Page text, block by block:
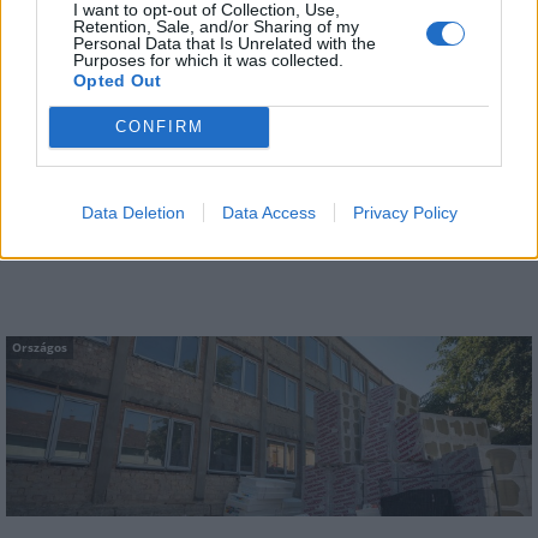
I want to opt-out of Collection, Use,
Retention, Sale, and/or Sharing of my
Personal Data that Is Unrelated with the
Purposes for which it was collected.
Opted Out
CONFIRM
Data Deletion Data Access Privacy Policy
sztárfellépők a Telekomosok Fesztiválján
Országos